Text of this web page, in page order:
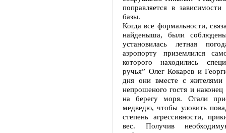
поправляется в зависимости
базы.
Когда все формальности,
найденыша, были
установилась летная
аэропорту приземлился
которого находились
ручья” Олег Кокарев и
дня они вместе с жителями
непрошеного гостя и
на берегу моря. Стали
медведю, чтобы уловить
степень агрессивности,
вес. Получив